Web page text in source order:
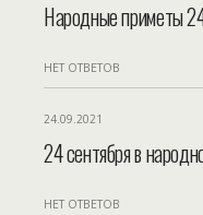
Народные приметы
НЕТ ОТВЕТОВ
24.09.2021
24 сентября в
НЕТ ОТВЕТОВ